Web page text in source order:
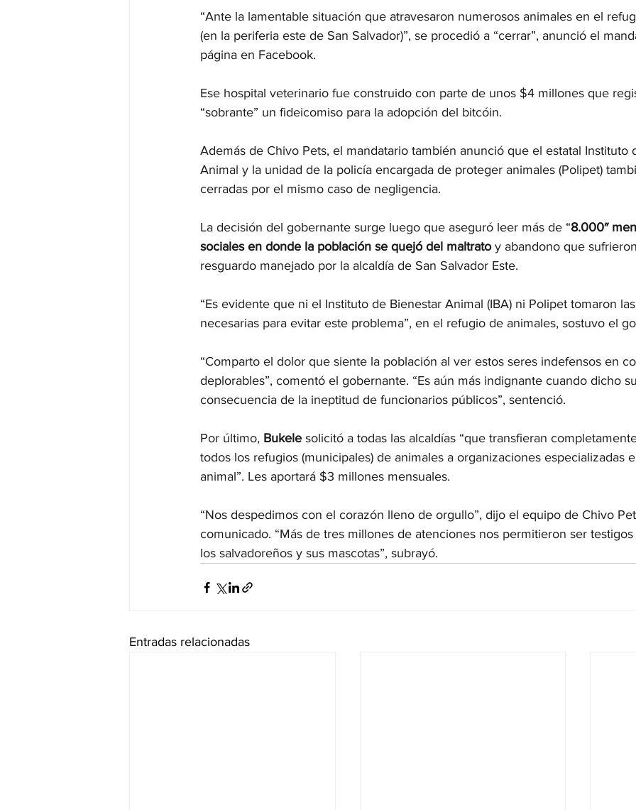
“Ante la lamentable situación que atravesaron numerosos animales en el
(en la periferia este de San Salvador)”, se procedió a “cerrar”, anunció el
página en Facebook.
Ese hospital veterinario fue construido con parte de unos $4 millones que
“sobrante” un fideicomiso para la adopción del bitcóin.
Además de Chivo Pets, el mandatario también anunció que el estatal Instituto
Animal y la unidad de la policía encargada de proteger animales (Polipet)
cerradas por el mismo caso de negligencia.
La decisión del gobernante surge luego que aseguró leer más de “8.000″
sociales en donde la población se quejó del maltrato y abandono que
resguardo manejado por la alcaldía de San Salvador Este.
“Es evidente que ni el Instituto de Bienestar Animal (IBA) ni Polipet tomaron
necesarias para evitar este problema”, en el refugio de animales, sostuvo el
“Comparto el dolor que siente la población al ver estos seres indefensos en
deplorables”, comentó el gobernante. “Es aún más indignante cuando dicho
consecuencia de la ineptitud de funcionarios públicos”, sentenció.
Por último, Bukele solicitó a todas las alcaldías “que transfieran
todos los refugios (municipales) de animales a organizaciones especializadas
animal”. Les aportará $3 millones mensuales.
“Nos despedimos con el corazón lleno de orgullo”, dijo el equipo de Chivo
comunicado. “Más de tres millones de atenciones nos permitieron ser
los salvadoreños y sus mascotas”, subrayó.
Entradas relacionadas